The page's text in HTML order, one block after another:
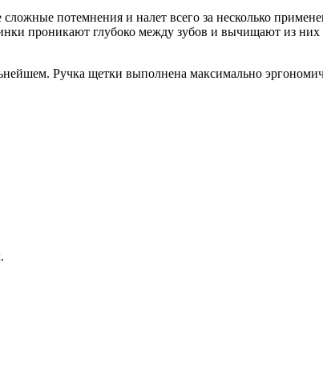
потемнения и налет всего за несколько
проникают глубоко между зубов и вычищают из них
Ручка щетки выполнена максимально